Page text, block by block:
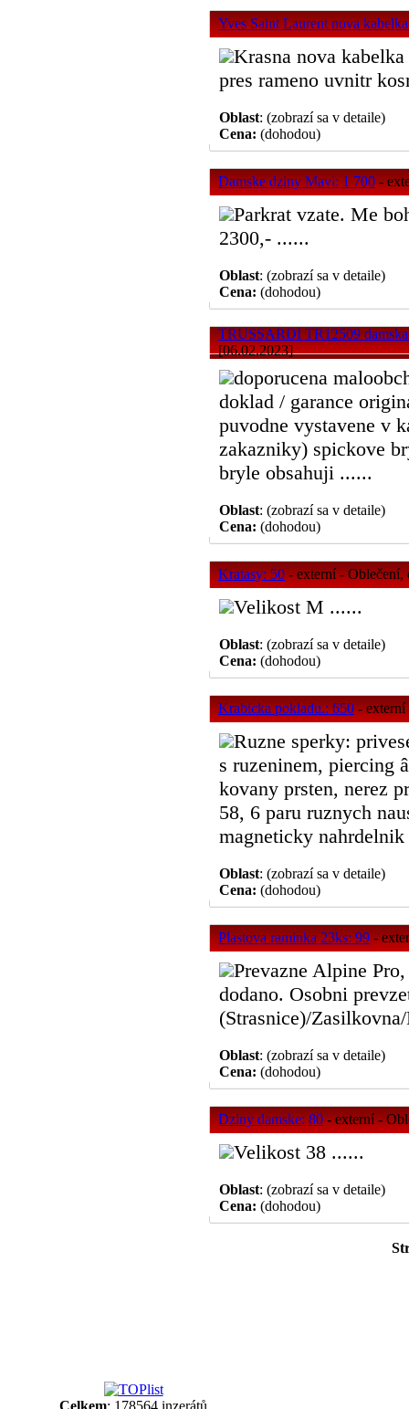
Yves Saint Laurent nova
Krasna nova
pres rameno uvnitr
Oblast: (zobrazí sa v detaile)
Cena: (dohodou)
Damske dziny Mavi: 1 700-
Parkrat vzate. Me
2300,- ......
Oblast: (zobrazí sa v detaile)
Cena: (dohodou)
TRUSSARDI TR12509
[06.02.2023]
doporucena
doklad / garance
puvodne vystavene v
zakazniky) spickove
bryle obsahuji ......
Oblast: (zobrazí sa v detaile)
Cena: (dohodou)
Kratasy: 50- externí - Oblečení,
Velikost M ......
Oblast: (zobrazí sa v detaile)
Cena: (dohodou)
Krabicka pokladu.: 650- externí
Ruzne sperky:
s ruzeninem, piercing
kovany prsten, nerez
58, 6 paru ruznych
magneticky
Oblast: (zobrazí sa v detaile)
Cena: (dohodou)
Plastova raminka 23ks: 99-
Prevazne Alpine
dodano. Osobni
(Strasnice)/
Oblast: (zobrazí sa v detaile)
Cena: (dohodou)
Dziny damske: 80- externí -
Velikost 38 ......
Oblast: (zobrazí sa v detaile)
Cena: (dohodou)
Celkem: 178564 inzerátů